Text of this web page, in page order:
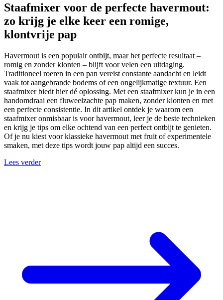
Staafmixer voor de perfecte havermout:
zo krijg je elke keer een romige,
klontvrije pap
Havermout is een populair ontbijt, maar het perfecte resultaat –
romig en zonder klonten – blijft voor velen een uitdaging.
Traditioneel roeren in een pan vereist constante aandacht en leidt
vaak tot aangebrande bodems of een ongelijkmatige textuur. Een
staafmixer biedt hier dé oplossing. Met een staafmixer kun je in een
handomdraai een fluweelzachte pap maken, zonder klonten en met
een perfecte consistentie. In dit artikel ontdek je waarom een
staafmixer onmisbaar is voor havermout, leer je de beste technieken
en krijg je tips om elke ochtend van een perfect ontbijt te genieten.
Of je nu kiest voor klassieke havermout met fruit of experimentele
smaken, met deze tips wordt jouw pap altijd een succes.
Lees verder